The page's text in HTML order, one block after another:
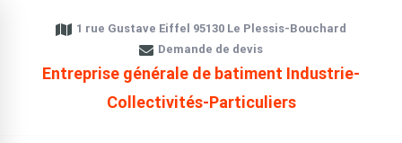
1 rue Gustave Eiffel 95130 Le Plessis-Bouchard
Demande de devis
Entreprise générale de batiment Industrie-
Collectivités-Particuliers